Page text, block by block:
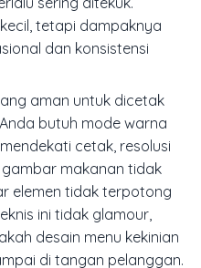
tetapi dampaknya
dan konsistensi
aman untuk dicetak
butuh mode warna
cetak, resolusi
makanan tidak
elemen tidak terpotong
ini tidak glamour,
desain menu kekinian
di tangan pelanggan.